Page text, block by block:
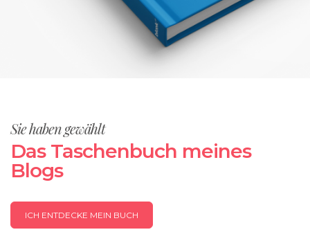
Sie haben gewählt
Das Taschenbuch meines
Blogs
ICH ENTDECKE MEIN BUCH